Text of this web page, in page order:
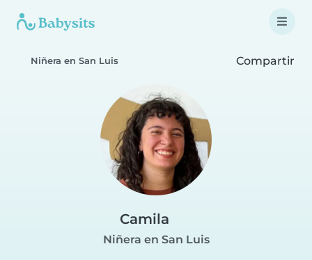
Niñera en San Luis Compartir
Camila
Niñera en San Luis